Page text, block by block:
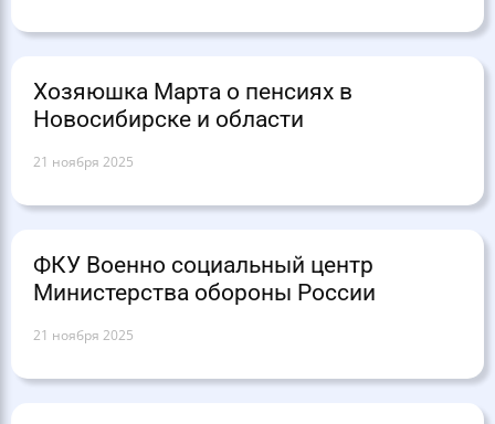
Хозяюшка Марта о пенсиях в
Новосибирске и области
21 ноября 2025
ФКУ Военно социальный центр
Министерства обороны России
21 ноября 2025